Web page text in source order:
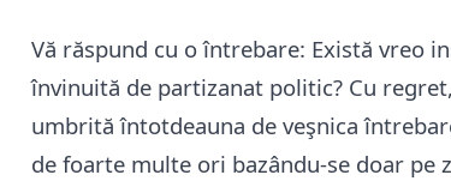
Vă răspund cu o întrebare: Există vreo
învinuită de partizanat politic? Cu
umbrită întotdeauna de veşnica
de foarte multe ori bazându-se doar pe